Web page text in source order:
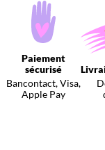
Paiement
sécurisé
Bancontact, Visa,
Apple Pay